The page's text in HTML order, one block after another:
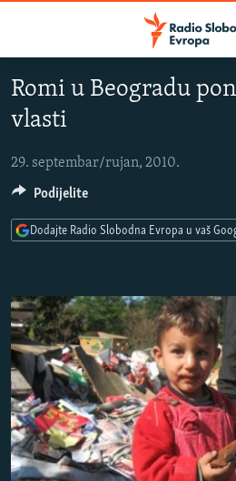
na
glavni
Pređite
na
navigaciju
pretragu
VIJESTI
BOSNA I HERCEGOVINA
SRBIJA
KOSOVO
CRNA GORA
VIDEO
FOTOGALERIJE
INFOGRAFIKE
PODCASTI
RAT U UKRAJINI
KINA NA BALKANU
RSE PRIČE IZ SVIJETA
ISPRIČAJ MI
DNEVNO@RSE
Romi u Beogradu
vlasti
29. septembar/rujan, 2010.
Podijelite
Dodajte Radio Slobodna Evropa u vaš